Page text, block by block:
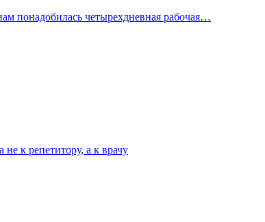
понадобилась четырехдневная рабочая…
к репетитору, а к врачу